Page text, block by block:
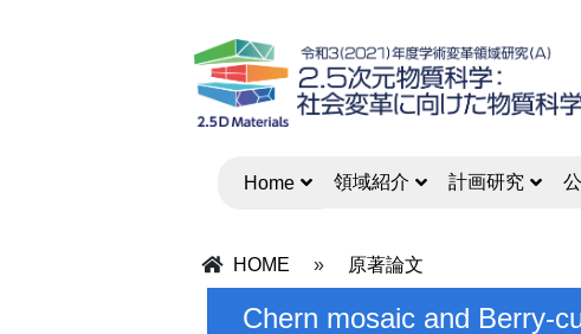
Home 領域紹介 計画研究
HOME » 原著論文
Chern mosaic and Berry-